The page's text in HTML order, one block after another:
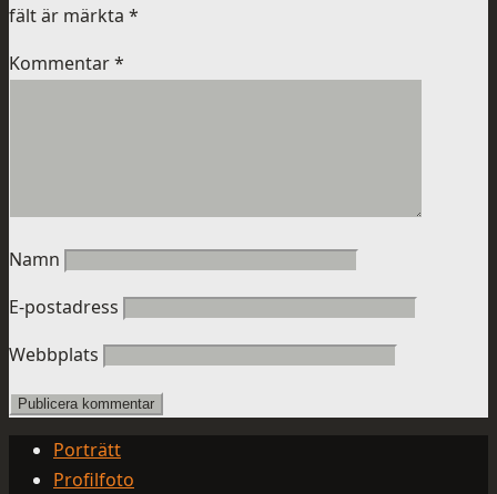
fält är märkta *
Kommentar*
Namn
E-postadress
Webbplats
Porträtt
Profilfoto